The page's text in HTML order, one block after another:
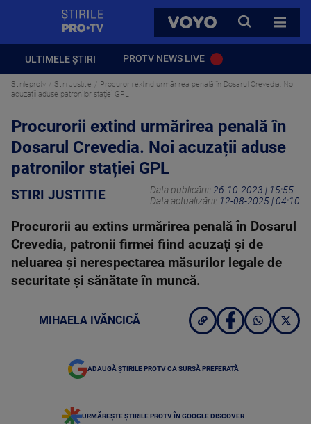
VOYO
CAUTA
TOATE
ULTIMELE ȘTIRI PROTV NEWS LIVE
Stirileprotv Stiri Justitie
Procurorii extind urmărirea penală în Dosarul Crevedia. Noi
acuzații aduse patronilor stației GPL
Procurorii extind urmărirea penală în
Dosarul Crevedia. Noi acuzații aduse
patronilor stației GPL
STIRI JUSTITIE Data publicării: 26-10-2023 | 15:55
Data actualizării: 12-08-2025 | 04:10
Procurorii au extins urmărirea penală în Dosarul
Crevedia, patronii firmei fiind acuzaţi şi de
neluarea şi nerespectarea măsurilor legale de
securitate şi sănătate în muncă.
MIHAELA IVĂNCICĂ
ADAUGĂ ȘTIRILE PROTV CA SURSĂ PREFERATĂ
URMĂREȘTE ȘTIRILE PROTV ÎN GOOGLE DISCOVER